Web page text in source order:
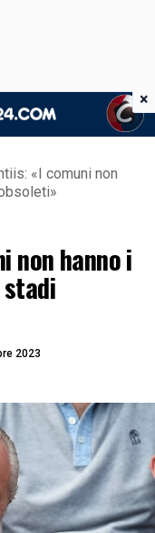
«I comuni non
non hanno i
2023
×